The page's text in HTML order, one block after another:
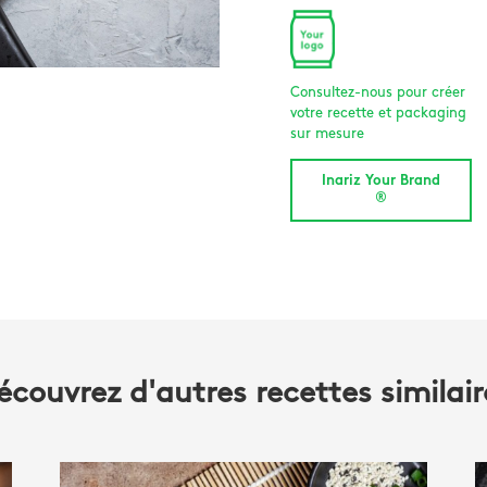
Consultez-nous pour créer
votre recette et packaging
sur mesure
Inariz Your Brand
®
d'autres recettes